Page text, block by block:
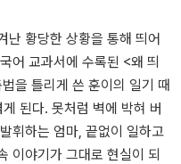
난 황당한 상황을 통해 띄어
어 교과서에 수록된 <왜 띄
을 틀리게 쓴 훈이의 일기 때
된다. 못처럼 벽에 박혀 버
휘하는 엄마, 끝없이 일하고
이야기가 그대로 현실이 되